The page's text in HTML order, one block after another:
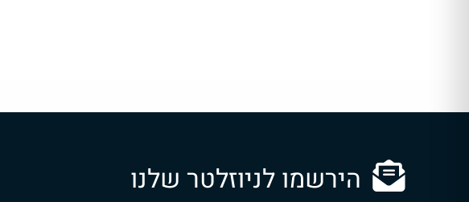
הירשמו לניוזלטר שלנו